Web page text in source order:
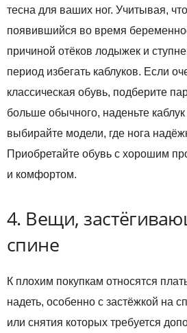
тесна для ваших ног. Учитывая,
появившийся во время
причиной отёков лодыжек и
период избегать каблуков. Если
классическая обувь, подберите
больше обычного, наденьте
выбирайте модели, где нога
Приобретайте обувь с хорошим
и комфортом.
4. Вещи,
спине
К плохим покупкам относятся
надеть, особенно с застёжкой на
или снятия которых требуется